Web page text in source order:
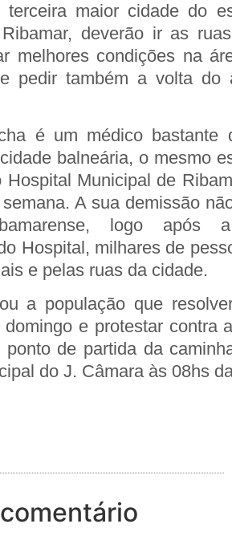
terceira maior cidade do
deverão ir as
melhores condições na
pedir também a volta do
é um médico bastante
balneária, o mesmo
Hospital Municipal de
A sua demissão
logo
Hospital, milhares de
e pelas ruas da cidade.
a população que
domingo e protestar contra
ponto de partida da
do J. Câmara às 08hs